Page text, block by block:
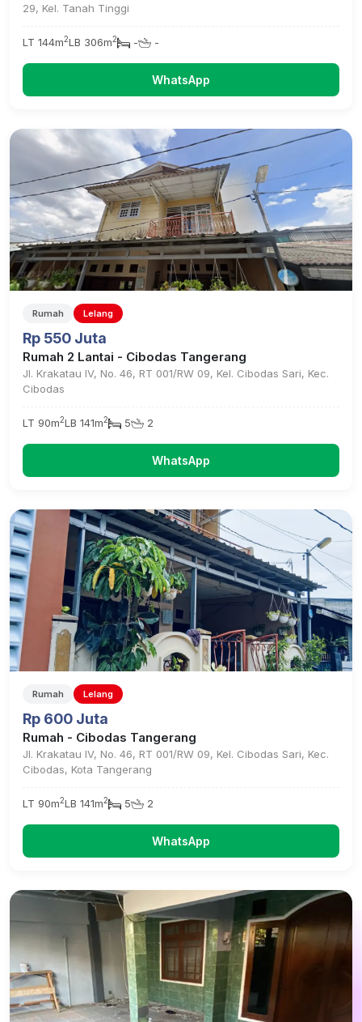
29, Kel. Tanah Tinggi
LT 144m2LB 306m2 - -
WhatsApp
Rumah Lelang
Rp 550 Juta
Rumah 2 Lantai - Cibodas Tangerang
Jl. Krakatau IV, No. 46, RT 001/RW 09, Kel. Cibodas Sari, Kec.
Cibodas
LT 90m2LB 141m2 5 2
WhatsApp
Rumah Lelang
Rp 600 Juta
Rumah - Cibodas Tangerang
Jl. Krakatau IV, No. 46, RT 001/RW 09, Kel. Cibodas Sari, Kec.
Cibodas, Kota Tangerang
LT 90m2LB 141m2 5 2
WhatsApp